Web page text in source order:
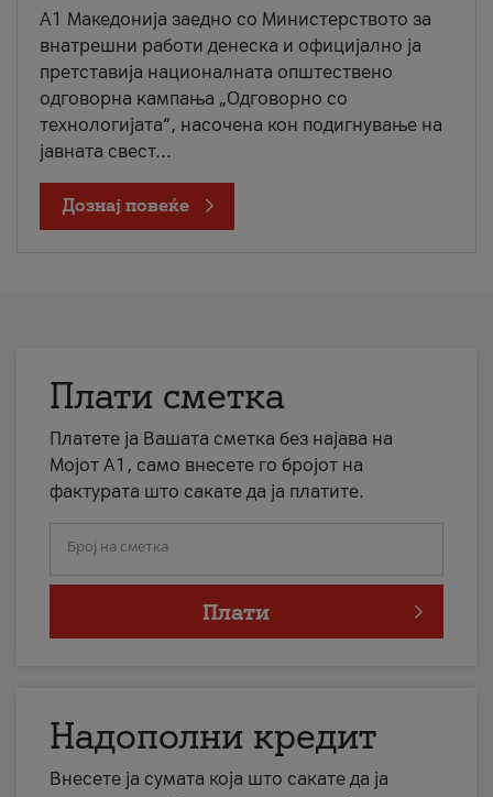
A1 Македонија заедно со Министерството за
внатрешни работи денеска и официјално ја
претставија националната општествено
одговорна кампања „Одговорно со
технологијата“, насочена кон подигнување на
јавната свест...
Дознај повеќе
Плати сметка
Платете ја Вашата сметка без најава на
Мојот А1, само внесете го бројот на
фактурата што сакате да ја платите.
Број на сметка
Плати
Надополни кредит
Внесете ја сумата која што сакате да ја